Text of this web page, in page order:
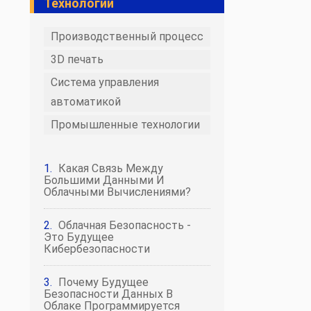
Технологии
Производственный процесс
3D печать
Система управления
автоматикой
Промышленные технологии
Какая Связь Между
Большими Данными И
Облачными Вычислениями?
Облачная Безопасность -
Это Будущее
Кибербезопасности
Почему Будущее
Безопасности Данных В
Облаке Программируется